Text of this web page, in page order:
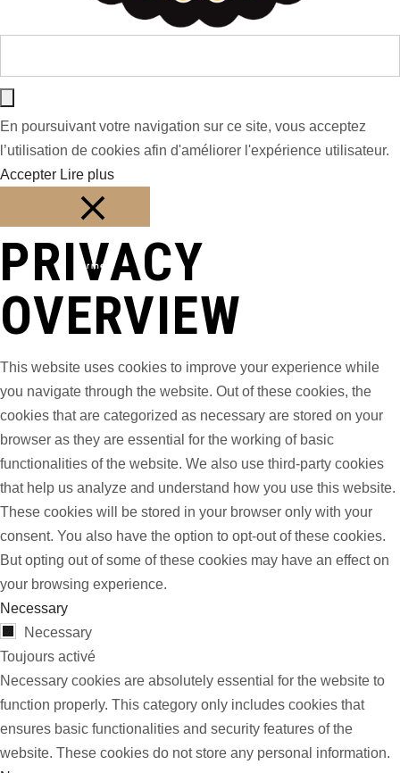
En poursuivant votre navigation sur ce site, vous acceptez
l’utilisation de cookies afin d'améliorer l'expérience utilisateur.
Accepter Lire plus
Fermer
PRIVACY
OVERVIEW
This website uses cookies to improve your experience while
you navigate through the website. Out of these cookies, the
cookies that are categorized as necessary are stored on your
browser as they are essential for the working of basic
functionalities of the website. We also use third-party cookies
that help us analyze and understand how you use this website.
These cookies will be stored in your browser only with your
consent. You also have the option to opt-out of these cookies.
But opting out of some of these cookies may have an effect on
your browsing experience.
Necessary
Necessary
Toujours activé
Necessary cookies are absolutely essential for the website to
function properly. This category only includes cookies that
ensures basic functionalities and security features of the
website. These cookies do not store any personal information.